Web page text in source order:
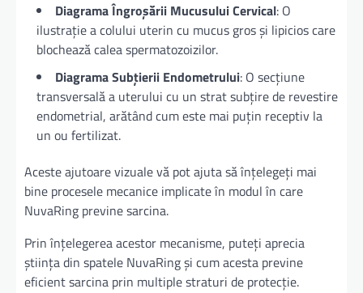
Diagrama Îngroșării Mucusului Cervical: O
ilustrație a colului uterin cu mucus gros și lipicios care
blochează calea spermatozoizilor.
Diagrama Subțierii Endometrului: O secțiune
transversală a uterului cu un strat subțire de revestire
endometrial, arătând cum este mai puțin receptiv la
un ou fertilizat.
Aceste ajutoare vizuale vă pot ajuta să înțelegeți mai
bine procesele mecanice implicate în modul în care
NuvaRing previne sarcina.
Prin înțelegerea acestor mecanisme, puteți aprecia
știința din spatele NuvaRing și cum acesta previne
eficient sarcina prin multiple straturi de protecție.